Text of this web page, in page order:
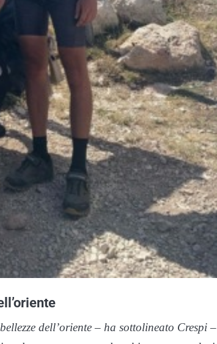
dell’oriente – ha sottolineato Crespi –